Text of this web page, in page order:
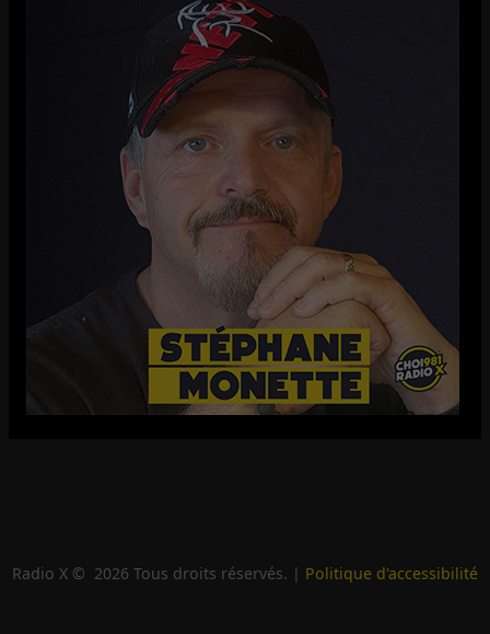
Radio X © 2026 Tous droits réservés. | Politique d'accessibilité